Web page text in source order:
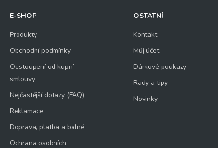
E-SHOP
Produkty
Obchodní podmínky
Odstoupení od kupní
smlouvy
Nejčastější dotazy (FAQ)
Reklamace
Doprava, platba a balné
Ochrana osobních
OSTATNÍ
Kontakt
Můj účet
Dárkové poukazy
Rady a tipy
Novinky